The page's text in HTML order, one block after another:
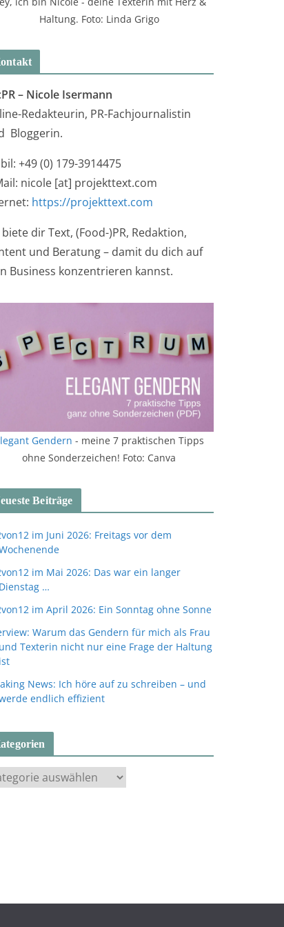
Haltung. Foto: Linda Grigo
– Nicole Isermann
Redakteurin, PR-Fachjournalistin
Bloggerin.
+49 (0) 179-3914475
nicole [at] projekttext.com
https://projekttext.com
biete dir Text, (Food-)PR, Redaktion,
und Beratung – damit du dich auf
Business konzentrieren kannst.
Gendern - meine 7 praktischen Tipps
ohne Sonderzeichen! Foto: Canva
Beiträge
im Juni 2026: Freitags vor dem
im Mai 2026: Das war ein langer
Dienstag …
im April 2026: Ein Sonntag ohne Sonne
Warum das Gendern für mich als Frau
und Texterin nicht nur eine Frage der Haltung
ist
News: Ich höre auf zu schreiben – und
endlich effizient